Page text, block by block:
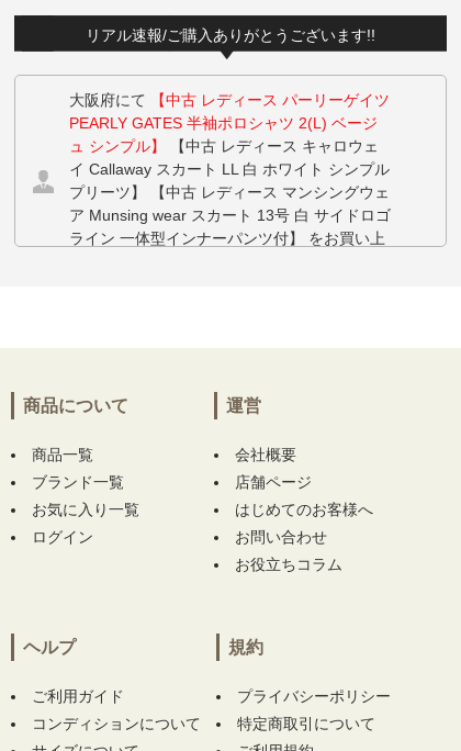
リアル速報/ご購入ありがとうございます!!
大阪府にて
【中古 レディース パーリーゲイツ
PEARLY GATES 半袖ポロシャツ 2(L) ベージ
ュ シンプル】
【中古 レディース キャロウェ
イ Callaway スカート LL 白 ホワイト シンプル
プリーツ】 【中古 レディース マンシングウェ
ア Munsing wear スカート 13号 白 サイドロゴ
ライン 一体型インナーパンツ付】 をお買い上
います！
大阪府にて
【未使用品 レディース アルチビオ
archivio 半袖ポロシャツ 40(L) グリーン スタ
ッズロゴ メッシュ 吸汗速乾】 をお買い上げ!!
【中古 マークアンドロナ MARK&L
BRIEFING ジョガーパンツ M ブルーグレー】
をお買い上げ!!ありがとうございます！
商品について
商品一覧
ブランド一覧
お気に入り一覧
ログイン
運営
会社概要
店舗ページ
はじめてのお客様へ
お問い合わせ
お役立ちコラム
ヘルプ
ご利用ガイド
コンディションについて
規約
プライバシーポリシー
特定商取引について